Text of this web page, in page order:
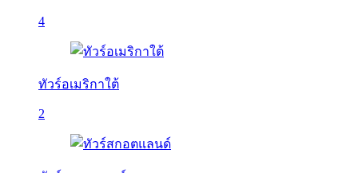
4
ทัวร์อเมริกาใต้
2